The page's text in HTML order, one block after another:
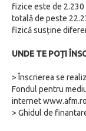
fizice este de 2.230
totală de peste
fizică susține
UNDE TE POȚI
> Înscrierea se
Fondul pentru
internet
> Ghidul de